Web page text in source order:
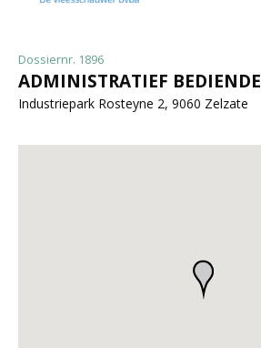
Dossiernr. 1896
ADMINISTRATIEF BEDIENDE
Industriepark Rosteyne 2, 9060 Zelzate